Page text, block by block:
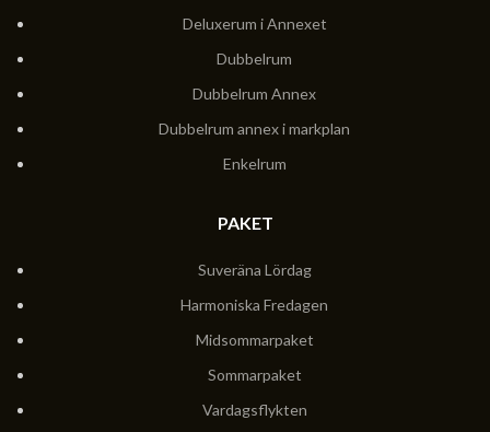
Deluxerum i Annexet
Dubbelrum
Dubbelrum Annex
Dubbelrum annex i markplan
Enkelrum
PAKET
Suveräna Lördag
Harmoniska Fredagen
Midsommarpaket
Sommarpaket
Vardagsflykten